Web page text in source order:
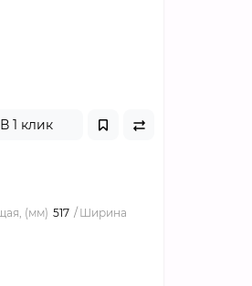
В 1 клик
(мм) 517
Ширина